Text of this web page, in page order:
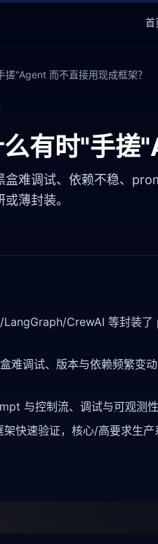
首
"Agent 而不直接用现成框架？
有时"手搓
盒难调试、依赖不稳、
薄封装。
/LangGraph/CrewAI 等封装了
难调试、版本与依赖频繁变
与控制流、调试与可观测性
快速验证，核心/高要求生